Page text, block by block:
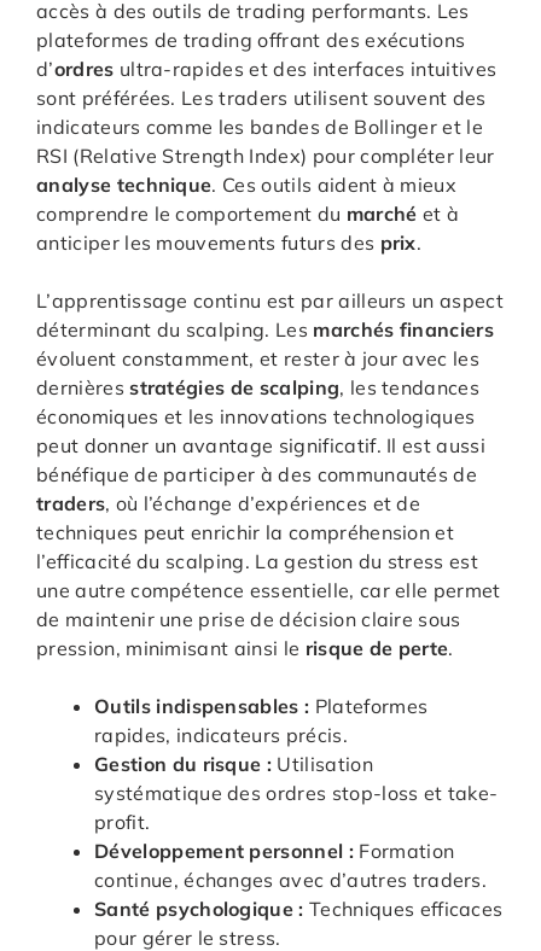
accès à des outils de trading performants. Les
plateformes de trading offrant des exécutions
d’ordres ultra-rapides et des interfaces intuitives
sont préférées. Les traders utilisent souvent des
indicateurs comme les bandes de Bollinger et le
RSI (Relative Strength Index) pour compléter leur
analyse technique. Ces outils aident à mieux
comprendre le comportement du marché et à
anticiper les mouvements futurs des prix.
L’apprentissage continu est par ailleurs un aspect
déterminant du scalping. Les marchés financiers
évoluent constamment, et rester à jour avec les
dernièresstratégies de scalping, les tendances
économiques et les innovations technologiques
peut donner un avantage significatif. Il est aussi
bénéfique de participer à des communautés de
traders, où l’échange d’expériences et de
techniques peut enrichir la compréhension et
l’efficacité du scalping. La gestion du stress est
une autre compétence essentielle, car elle permet
de maintenir une prise de décision claire sous
pression, minimisant ainsi le risque de perte.
Outils indispensables : Plateformes
rapides, indicateurs précis.
Gestion du risque : Utilisation
systématique des ordres stop-loss et take-
profit.
Développement personnel : Formation
continue, échanges avec d’autres traders.
Santé psychologique : Techniques efficaces
pour gérer le stress.